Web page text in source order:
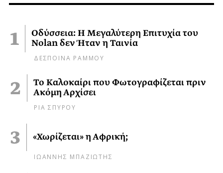
Οδύσσεια: Η Μεγαλύτερη Επιτυχία του
Nolan δεν Ήταν η Ταινία
ΔΕΣΠΟΙΝΑ ΡΑΜΜΟΥ
Το Καλοκαίρι που Φωτογραφίζεται πριν
Ακόμη Αρχίσει
ΡΙΑ ΣΠΥΡΟΥ
«Χωρίζεται» η Αφρική;
ΙΩΑΝΝΗΣ ΜΠΑΖΙΩΤΗΣ